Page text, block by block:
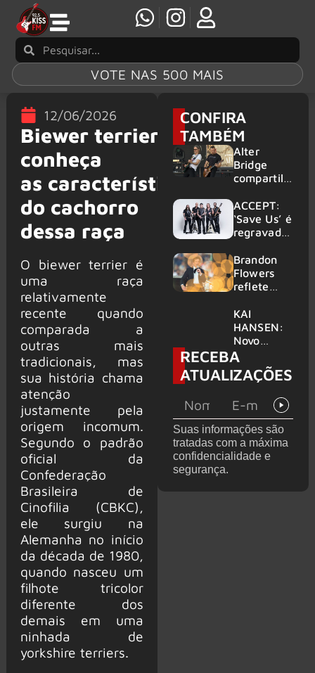
VOTE NAS 500 MAIS
12/06/2026
Biewer terrier:
conheça
as características
do cachorro
dessa raça
O biewer terrier é
uma raça
relativamente
recente quando
comparada a
outras mais
tradicionais, mas
sua história chama
atenção
justamente pela
origem incomum.
Segundo o padrão
oficial da
Confederação
Brasileira de
Cinofilia (CBKC),
ele surgiu na
Alemanha no início
da década de 1980,
quando nasceu um
filhote tricolor
diferente dos
demais em uma
ninhada de
yorkshire terriers.
CONFIRA
TAMBÉM
Alter
Bridge
compartilh
vivo de
“Fortress”
gravada
am Ring
2026
ACCEPT:
‘Save Us’ é
regravada
membros
do GHOST
e KORN
Brandon
Flowers
reflete
futuro e
levanta
possibilida
de de
deixar os
palcos
KAI
HANSEN:
Novo
single
‘Welcome
To Life’ é
RECEBA
ATUALIZAÇÕES
Suas informações são
tratadas com a máxima
confidencialidade e
segurança.